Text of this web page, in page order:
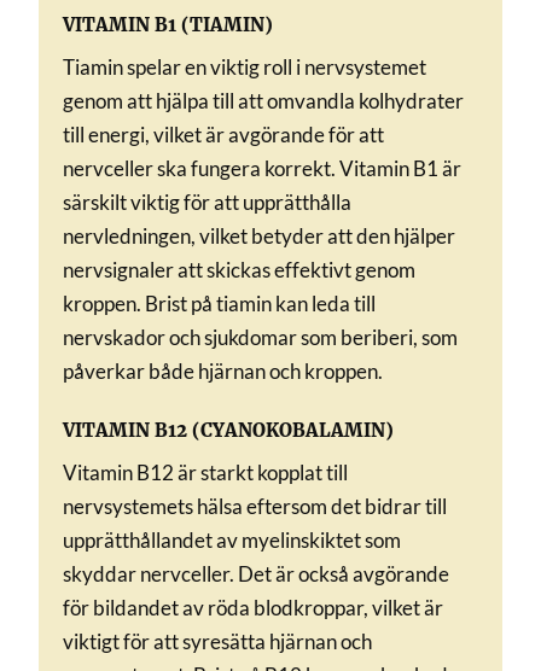
VITAMIN B1 (TIAMIN)
Tiamin spelar en viktig roll i nervsystemet
genom att hjälpa till att omvandla kolhydrater
till energi, vilket är avgörande för att
nervceller ska fungera korrekt. Vitamin B1 är
särskilt viktig för att upprätthålla
nervledningen, vilket betyder att den hjälper
nervsignaler att skickas effektivt genom
kroppen. Brist på tiamin kan leda till
nervskador och sjukdomar som beriberi, som
påverkar både hjärnan och kroppen.
VITAMIN B12 (CYANOKOBALAMIN)
Vitamin B12 är starkt kopplat till
nervsystemets hälsa eftersom det bidrar till
upprätthållandet av myelinskiktet som
skyddar nervceller. Det är också avgörande
för bildandet av röda blodkroppar, vilket är
viktigt för att syresätta hjärnan och